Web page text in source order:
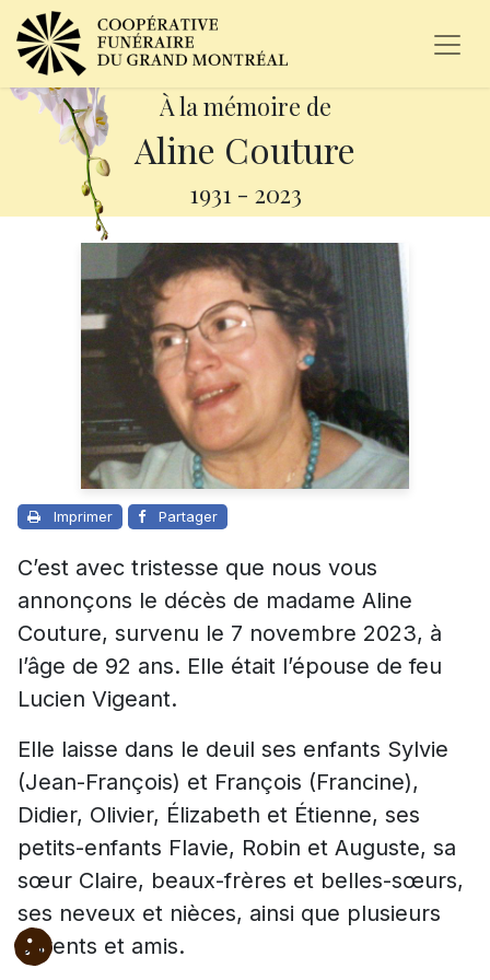
À la mémoire de
Aline Couture
1931 - 2023
Imprimer Partager
C’est avec tristesse que nous vous
annonçons le décès de madame Aline
Couture, survenu le 7 novembre 2023, à
l’âge de 92 ans. Elle était l’épouse de feu
Lucien Vigeant.
Elle laisse dans le deuil ses enfants Sylvie
(Jean-François) et François (Francine),
Didier, Olivier, Élizabeth et Étienne, ses
petits-enfants Flavie, Robin et Auguste, sa
sœur Claire, beaux-frères et belles-sœurs,
ses neveux et nièces, ainsi que plusieurs
parents et amis.